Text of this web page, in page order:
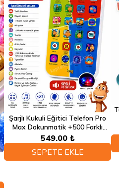
SEPETE EKLE
Şarjlı Kukuli Eğitici Telefon Pro
Max Dokunmatik +500 Farklı
Eğitici Türkçe Sesli Fonksiyonlu
Telefon
549.00 ₺